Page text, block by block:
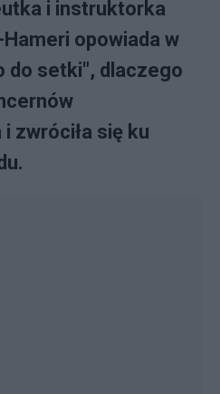
i instruktorka
opowiada w
do setki", dlaczego
zwróciła się ku